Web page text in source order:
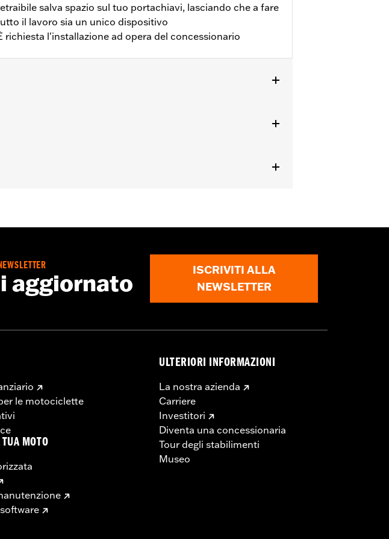
salva spazio sul tuo portachiavi, lasciando che a fare
il lavoro sia un unico dispositivo
richiesta l'installazione ad opera del concessionario
dal '25 in poi) e Trike dotati di Smart Security System di H-
possono prodursi ustioni di elevata gravità. Cercare
aggiornato
ISCRIVITI ALLA
NEWSLETTER
le motociclette
MOTO
ULTERIORI INFORMAZIONI
La nostra azienda
Carriere
Investitori
Diventa una concessionaria
Tour degli stabilimenti
Museo